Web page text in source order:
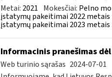
Metai: 2021 Mokesčiai: Pelno
įstatymų pakeitimai 2022 metais
įstatymų pakeitimai 2023 metais
Informacinis pranešimas
Web turinio sąrašas 2024-07-01